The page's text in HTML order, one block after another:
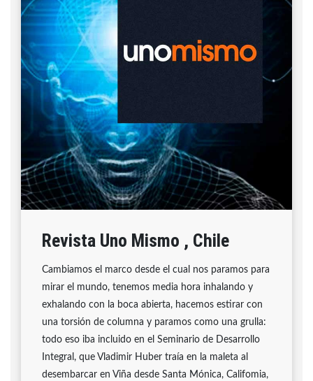
Revista Uno Mismo , Chile
Cambiamos el marco desde el cual nos paramos para
mirar el mundo, tenemos media hora inhalando y
exhalando con la boca abierta, hacemos estirar con
una torsión de columna y paramos como una grulla:
todo eso iba incluido en el Seminario de Desarrollo
Integral, que Vladimir Huber traía en la maleta al
desembarcar en Viña desde Santa Mónica, Califomia,